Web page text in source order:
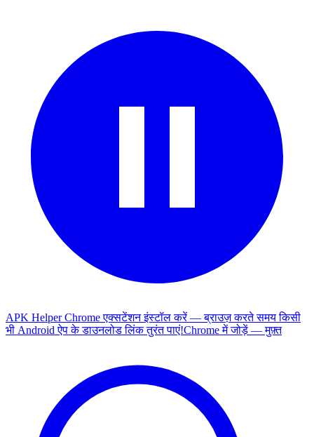
APK Helper Chrome एक्सटेंशन इंस्टॉल करें — ब्राउज़ करते समय किसी
भी Android ऐप के डाउनलोड लिंक तुरंत पाएं!Chrome में जोड़ें — मुफ़्त